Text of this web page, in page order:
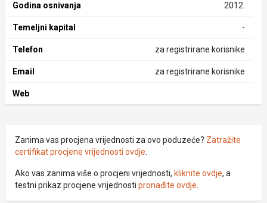
Godina osnivanja 2012.
Temeljni kapital -
Telefon za registrirane korisnike
Email za registrirane korisnike
Web
Zanima vas procjena vrijednosti za ovo poduzeće? Zatražite
certifikat procjene vrijednosti ovdje
Ako vas zanima više o procjeni vrijednosti, kliknite ovdje, a
testni prikaz procjene vrijednosti pronađite ovdje